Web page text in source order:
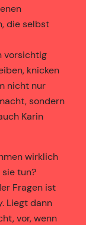
die selbst
vorsichtig
knicken
nicht nur
sondern
Karin
wirklich
tun?
Fragen ist
Liegt dann
vor, wenn